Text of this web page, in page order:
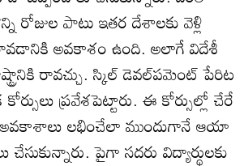
రోజుల పాటు ఇతర దేశాలకు వెళ్లి
రావడానికి అవకాశం ఉంది. అలాగే విదేశీ
రావచ్చు. స్కిల్‌ డెవల్‌పమెంట్‌ పేరిట
ప్రవేశపెట్టారు. ఈ కోర్సుల్లో చేరే
అవకాశాలు లభించేలా ముందుగానే ఆయా
పైగా సదరు విద్యార్థులకు